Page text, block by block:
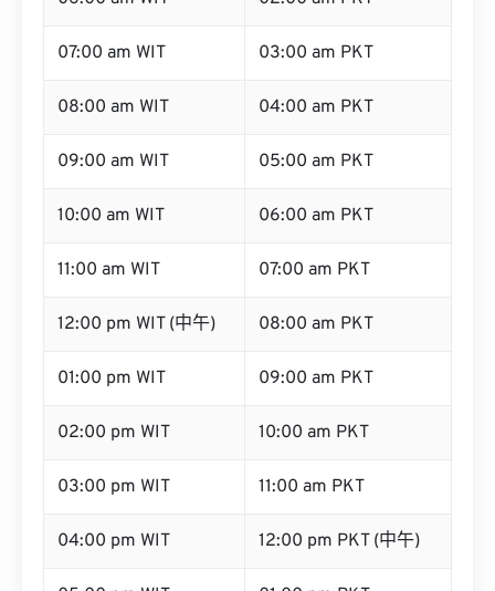
07:00 am WIT 03:00 am PKT
08:00 am WIT 04:00 am PKT
09:00 am WIT 05:00 am PKT
10:00 am WIT 06:00 am PKT
11:00 am WIT 07:00 am PKT
12:00 pm WIT (中午) 08:00 am PKT
01:00 pm WIT 09:00 am PKT
02:00 pm WIT 10:00 am PKT
03:00 pm WIT 11:00 am PKT
04:00 pm WIT 12:00 pm PKT (中午)